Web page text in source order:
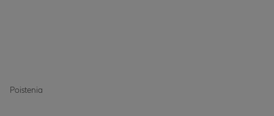
Poistenia